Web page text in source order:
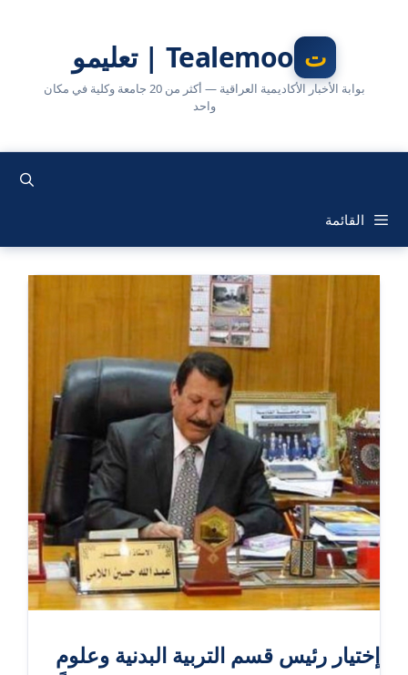
Tealemoo | تعليمو
بوابة الأخبار الأكاديمية العراقية — أكثر من 20 جامعة وكلية في مكان
واحد
القائمة
إختيار رئيس قسم التربية البدنية وعلوم